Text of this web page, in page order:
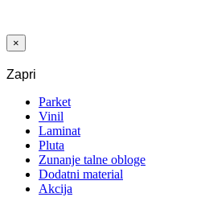
×
Zapri
Parket
Vinil
Laminat
Pluta
Zunanje talne obloge
Dodatni material
Akcija